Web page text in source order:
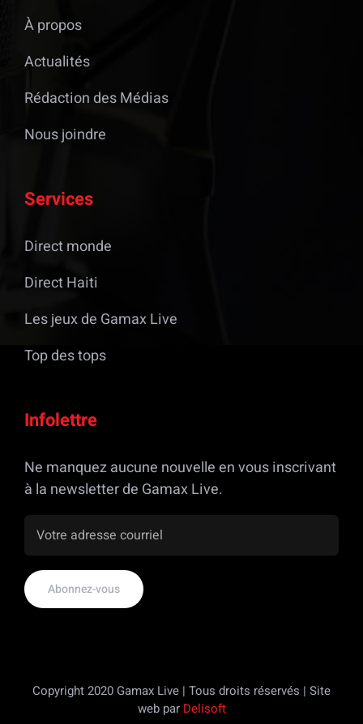
À propos
Actualités
Rédaction des Médias
Nous joindre
Services
Direct monde
Direct Haiti
Les jeux de Gamax Live
Top des tops
Infolettre
Ne manquez aucune nouvelle en vous inscrivant
à la newsletter de Gamax Live.
Copyright 2020 Gamax Live | Tous droits réservés | Site
web par Delisoft